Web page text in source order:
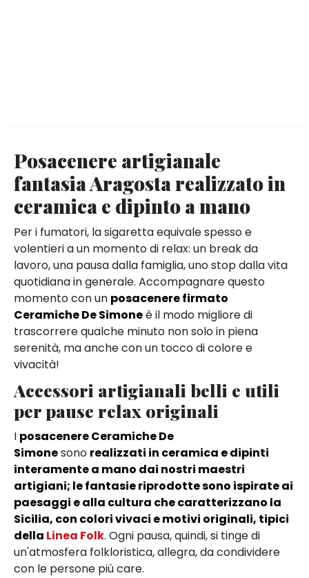
Posacenere artigianale
fantasia Aragosta realizzato in
ceramica e dipinto a mano
Per i fumatori, la sigaretta equivale spesso e
volentieri a un momento di relax: un break da
lavoro, una pausa dalla famiglia, uno stop dalla vita
quotidiana in generale. Accompagnare questo
momento con un posacenere firmato
Ceramiche De Simoneè il modo migliore di
trascorrere qualche minuto non solo in piena
serenità, ma anche con un tocco di colore e
vivacità!
Accessori artigianali belli e utili
per pause relax originali
I posacenere Ceramiche De
Simonesono realizzati in ceramica e dipinti
interamente a mano dai nostri maestri
artigiani; le fantasie riprodotte sono ispirate ai
paesaggi e alla cultura che caratterizzano la
Sicilia, con colori vivaci e motivi originali, tipici
della Linea Folk. Ogni pausa, quindi, si tinge di
un'atmosfera folkloristica, allegra, da condividere
con le persone più care.